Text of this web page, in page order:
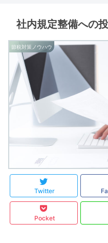
社内規定整備への
節税対策ノウハウ
Twitter
Pocket